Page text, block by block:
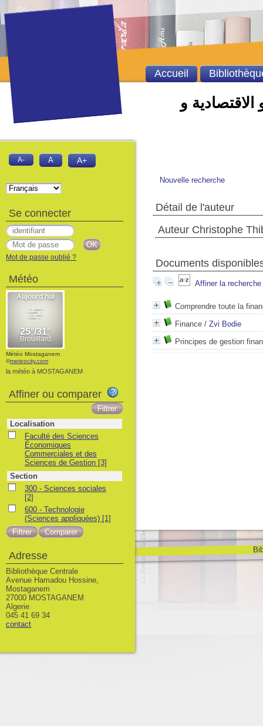
الاقتصادية و
Nouvelle recherche
Détail de l'auteur
Auteur Christophe
Documents
Affiner la recherche
Comprendre toute la
Finance / Zvi Bodie
Principes de gestion
Accueil
A- A A+
Se connecter
Mot de passe oublié ?
Météo
Météo Mostaganem
©meteocity.com
la météo à MOSTAGANEM
Affiner ou comparer
Localisation
Faculté des Sciences
Économiques
Commerciales et des
Sciences de Gestion [3]
Section
300 - Sciences sociales
[2]
600 - Technologie
(Sciences appliquées) [1]
Adresse
Bibliothèque Centrale
Avenue Hamadou Hossine,
Mostaganem
27000 MOSTAGANEM
Algerie
045 41 69 34
contact